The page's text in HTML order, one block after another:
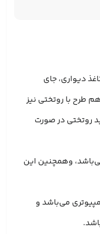
دیواری، جای
طرح با روتختی نیز
روتختی در صورت
وهمچنین این
می‌باشد و